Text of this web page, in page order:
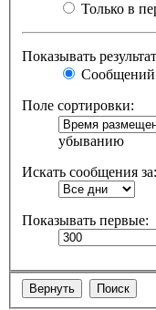
Только в
Показывать
Сообщений
Поле сортировки:
убыванию
Искать сообщения за:
Показывать первые: